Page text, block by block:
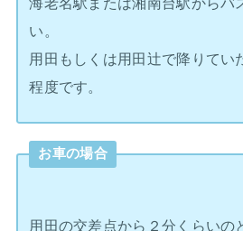
い。
用田もしくは用田辻で降りてい
程度です。
お車の場合
用田の交差点から２分くらいの